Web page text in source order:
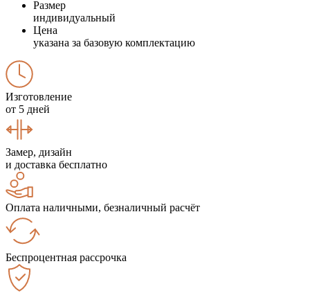
Размер
индивидуальный
Цена
указана за базовую комплектацию
Изготовление
от 5 дней
Замер, дизайн
и доставка бесплатно
Оплата наличными, безналичный расчёт
Беспроцентная рассрочка